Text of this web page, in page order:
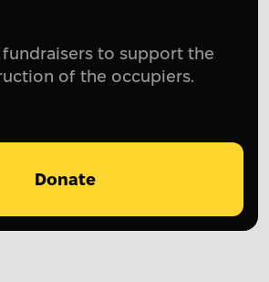
to support the
of the occupiers.
Donate